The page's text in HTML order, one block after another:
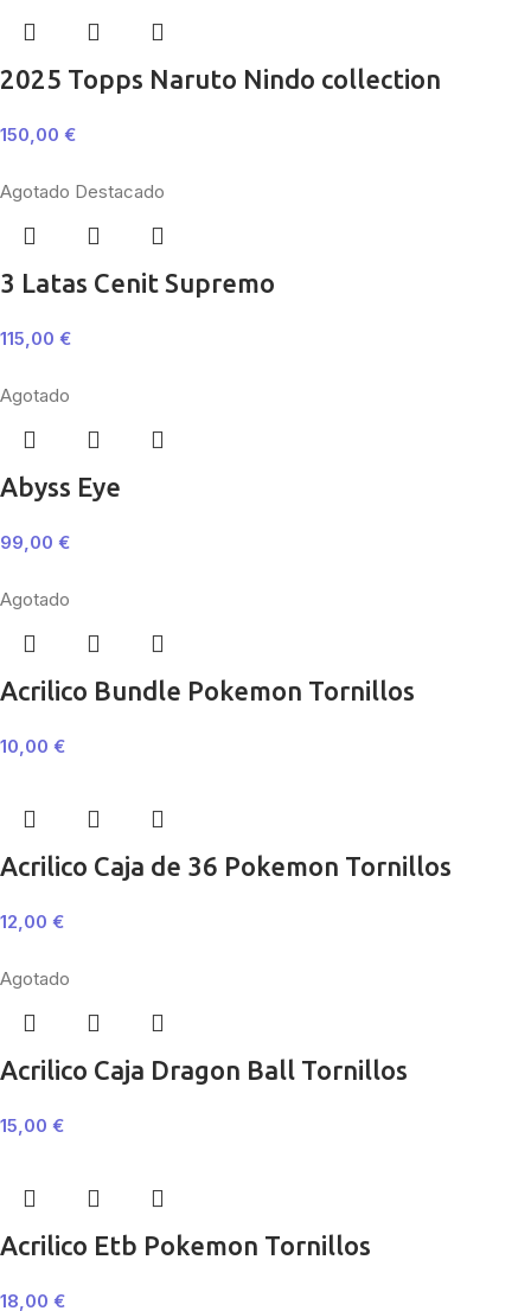
2025 Topps Naruto Nindo collection
150,00 €
Agotado Destacado
3 Latas Cenit Supremo
115,00 €
Agotado
Abyss Eye
99,00 €
Agotado
Acrilico Bundle Pokemon Tornillos
10,00 €
Acrilico Caja de 36 Pokemon Tornillos
12,00 €
Agotado
Acrilico Caja Dragon Ball Tornillos
15,00 €
Acrilico Etb Pokemon Tornillos
18,00 €